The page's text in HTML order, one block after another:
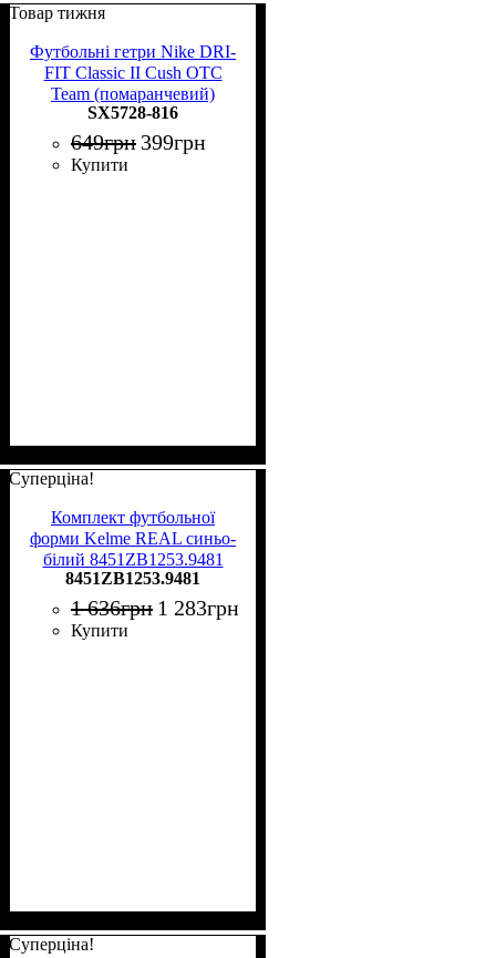
Товар тижня
Футбольні гетри Nike DRI-
FIT Classic II Cush OTC
Team (помаранчевий)
SX5728-816
649грн 399грн
Купити
Суперціна!
Комплект футбольної
форми Kelme REAL синьо-
білий 8451ZB1253.9481
8451ZB1253.9481
1 636грн 1 283грн
Купити
Суперціна!